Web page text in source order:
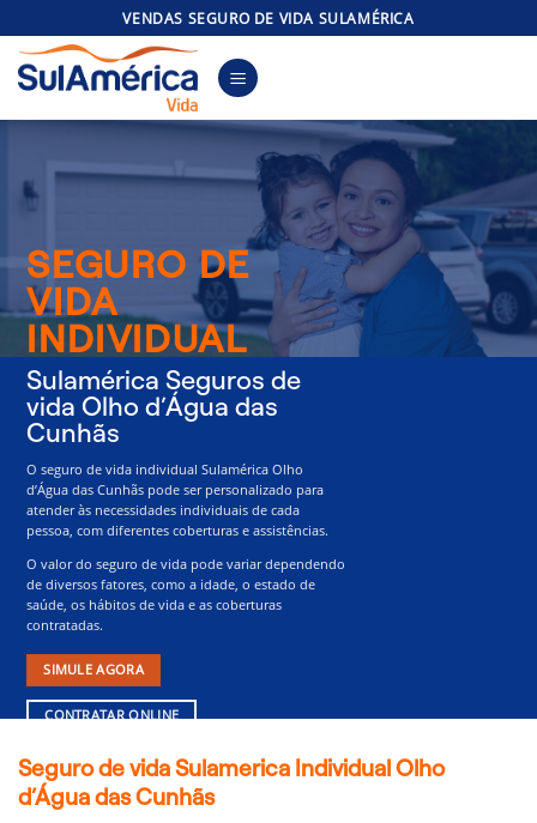
to
content
VENDAS SEGURO DE VIDA SULAMÉRICA
SEGURO DE
VIDA
INDIVIDUAL
Sulamérica Seguros de
vida Olho d’Água das
Cunhãs
O seguro de vida individual Sulamérica Olho
d’Água das Cunhãs pode ser personalizado para
atender às necessidades individuais de cada
pessoa, com diferentes coberturas e assistências.
O valor do seguro de vida pode variar dependendo
de diversos fatores, como a idade, o estado de
saúde, os hábitos de vida e as coberturas
contratadas.
SIMULE AGORA
CONTRATAR ONLINE
Seguro de vida Sulamerica Individual Olho
d’Água das Cunhãs